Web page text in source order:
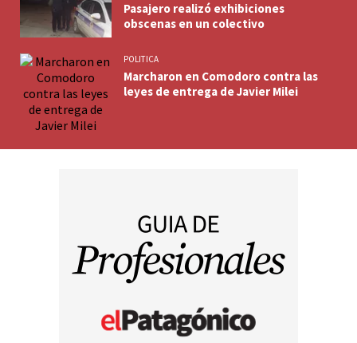
Pasajero realizó exhibiciones
obscenas en un colectivo
POLITICA
Marcharon en Comodoro contra las
leyes de entrega de Javier Milei